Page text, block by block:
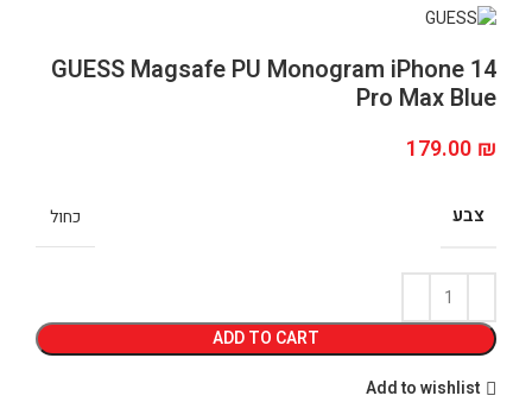
GUESS Magsafe PU Monogram iPhone 14
Pro Max Blue
179.00 ₪
צבע כחול
ADD TO CART
Add to wishlist